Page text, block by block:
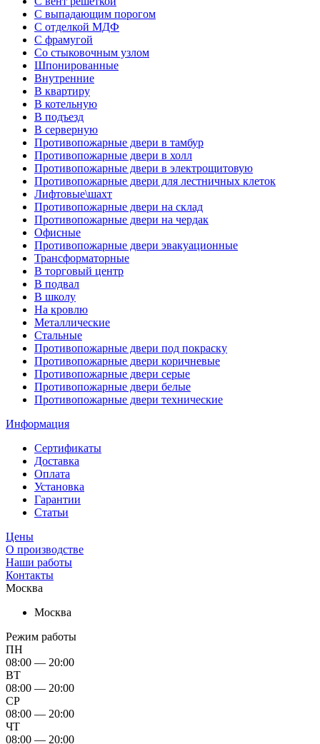
С выпадающим порогом
С отделкой МДФ
С фрамугой
Со стыковочным узлом
Шпонированные
Внутренние
В квартиру
В котельную
В подъезд
В серверную
Противопожарные двери в тамбур
Противопожарные двери в холл
Противопожарные двери в электрощитовую
Противопожарные двери для лестничных клеток
Лифтовые\шахт
Противопожарные двери на склад
Противопожарные двери на чердак
Офисные
Противопожарные двери эвакуационные
Трансформаторные
В торговый центр
В подвал
В школу
На кровлю
Металлические
Стальные
Противопожарные двери под покраску
Противопожарные двери коричневые
Противопожарные двери серые
Противопожарные двери белые
Противопожарные двери технические
Информация
Сертификаты
Доставка
Оплата
Установка
Гарантии
Статьи
Цены
О производстве
Наши работы
Контакты
Москва
Москва
Режим работы
ПН
08:00 — 20:00
ВТ
08:00 — 20:00
СР
08:00 — 20:00
ЧТ
08:00 — 20:00